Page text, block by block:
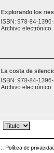
Explorando los
ISBN: 978-84-
Archivo electrónico.
La costa de
ISBN: 978-84-
Archivo electrónico.
:: Política de